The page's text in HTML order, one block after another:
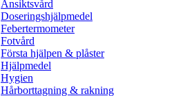
Ansiktsvård
Doseringshjälpmedel
Febertermometer
Fotvård
Första hjälpen & plåster
Hjälpmedel
Hygien
Hårborttagning & rakning